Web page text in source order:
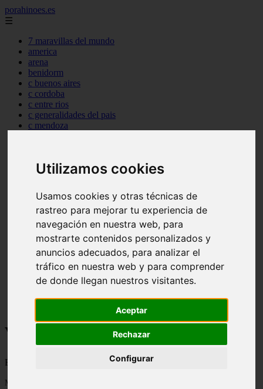
Utilizamos cookies
Usamos cookies y otras técnicas de
rastreo para mejorar tu experiencia de
navegación en nuestra web, para
mostrarte contenidos personalizados y
anuncios adecuados, para analizar el
tráfico en nuestra web y para comprender
de donde llegan nuestros visitantes.
Aceptar
Rechazar
Configurar
porahinoes.es
☰
7 maravillas del mundo
america
arena
benidorm
c buenos aires
c cordoba
c entre rios
c generalidades del pais
c mendoza
c santa fe
c zona austral
carmen
category
destinos
gijon
lanzarote
live
monumentos
naturaleza
Viajes y turismo
Blog sobre viajes y turismo, nacional e internacional, caro y barato
Mostrando 1 - 24 de 502 artículos